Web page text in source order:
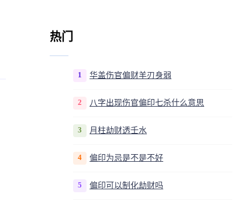
热门
1 华盖伤官偏财羊刃身弱
2 八字出现伤官偏印七杀什么意思
3 月柱劫财透壬水
4 偏印为忌是不是不好
5 偏印可以制化劫财吗